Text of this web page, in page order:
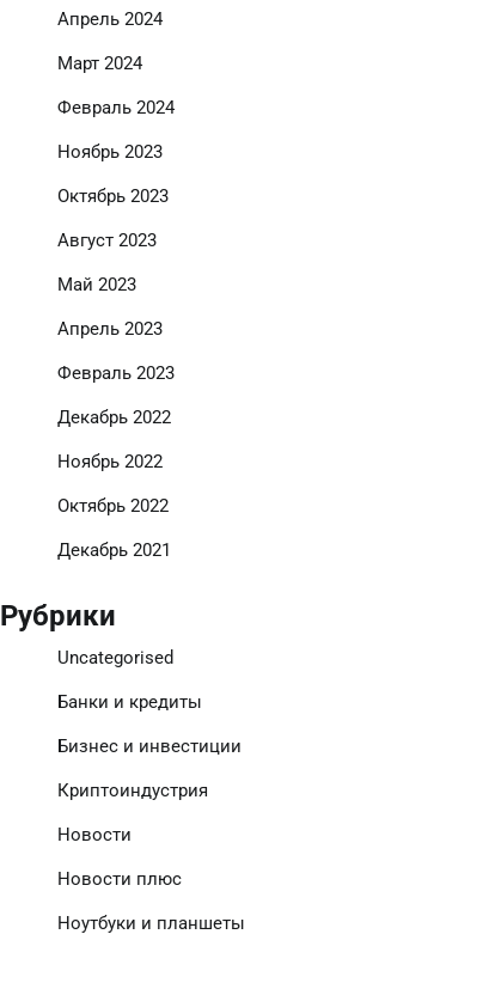
Апрель 2024
Март 2024
Февраль 2024
Ноябрь 2023
Октябрь 2023
Август 2023
Май 2023
Апрель 2023
Февраль 2023
Декабрь 2022
Ноябрь 2022
Октябрь 2022
Декабрь 2021
Рубрики
Uncategorised
Банки и кредиты
Бизнес и инвестиции
Криптоиндустрия
Новости
Новости плюс
Ноутбуки и планшеты